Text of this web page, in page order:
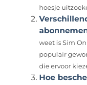
hoesje
weet is Sim
populair
die ervoor
Hoe